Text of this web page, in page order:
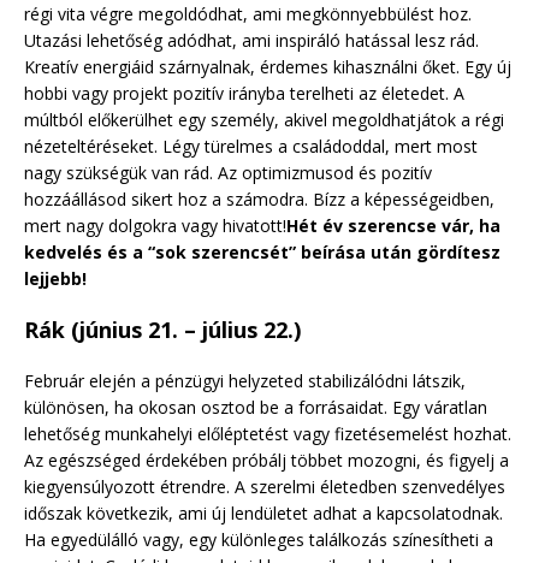
régi vita végre megoldódhat, ami megkönnyebbülést hoz.
Utazási lehetőség adódhat, ami inspiráló hatással lesz rád.
Kreatív energiáid szárnyalnak, érdemes kihasználni őket. Egy új
hobbi vagy projekt pozitív irányba terelheti az életedet. A
múltból előkerülhet egy személy, akivel megoldhatjátok a régi
nézeteltéréseket. Légy türelmes a családoddal, mert most
nagy szükségük van rád. Az optimizmusod és pozitív
hozzáállásod sikert hoz a számodra. Bízz a képességeidben,
mert nagy dolgokra vagy hivatott!Hét év szerencse vár, ha
kedvelés és a “sok szerencsét” beírása után gördítesz
lejjebb!
Rák (június 21. – július 22.)
Február elején a pénzügyi helyzeted stabilizálódni látszik,
különösen, ha okosan osztod be a forrásaidat. Egy váratlan
lehetőség munkahelyi előléptetést vagy fizetésemelést hozhat.
Az egészséged érdekében próbálj többet mozogni, és figyelj a
kiegyensúlyozott étrendre. A szerelmi életedben szenvedélyes
időszak következik, ami új lendületet adhat a kapcsolatodnak.
Ha egyedülálló vagy, egy különleges találkozás színesítheti a